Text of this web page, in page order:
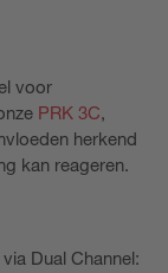
voor
PRK 3C,
herkend
kan reageren.
Dual Channel: